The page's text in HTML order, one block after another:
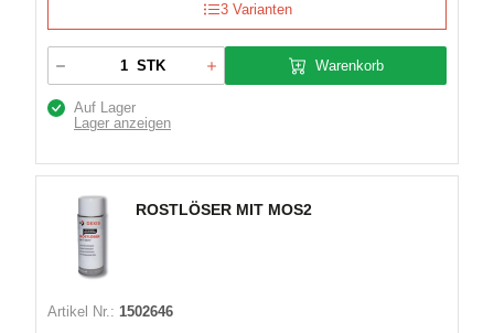
3 Varianten
STK Warenkorb
Auf Lager
Lager anzeigen
ROSTLÖSER MIT MOS2
Artikel Nr.: 1502646